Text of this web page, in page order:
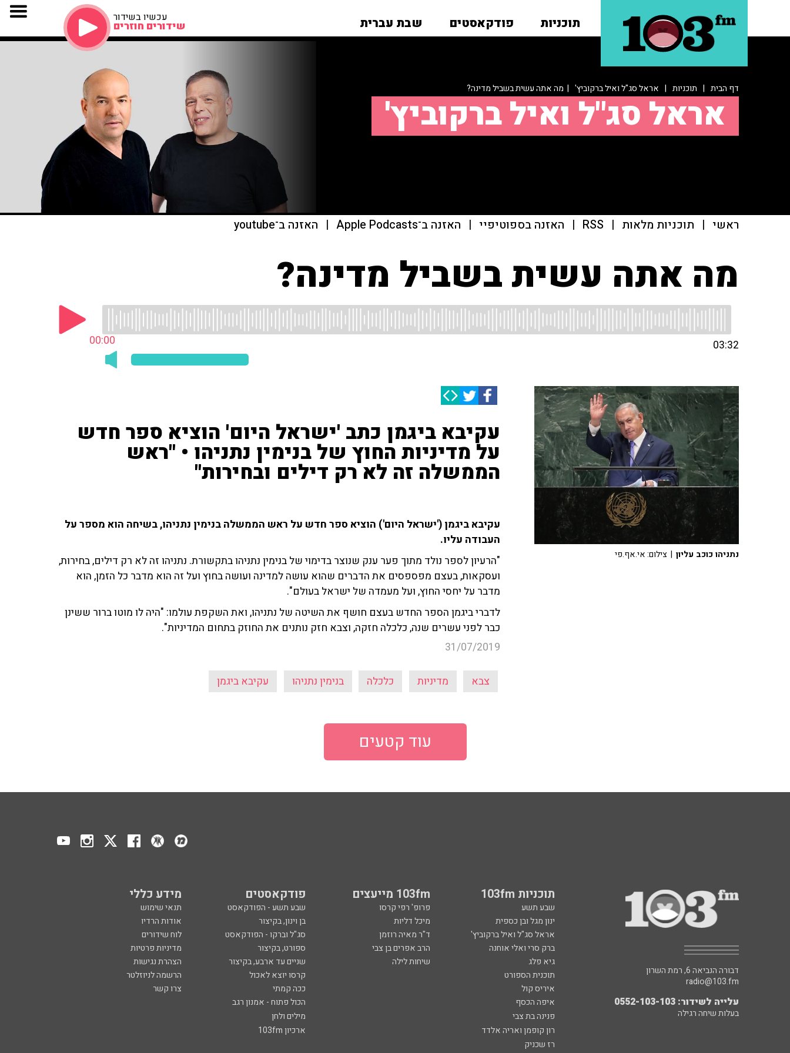
תוכניות פודקאסטים שבת עברית עכשיו בשידור
שידורים חוזרים
דף הבית | תוכניות | אראל סג"ל ואיל ברקוביץ' | מה אתה עשית בשביל מדינה?
אראל סג"ל ואיל ברקוביץ'
ראשי | תוכניות מלאות |
RSS
| האזנה בספוטיפיי | האזנה ב־Apple Podcasts | האזנה ב־youtube
מה אתה עשית בשביל מדינה?
00:00 03:32
עקיבא ביגמן כתב 'ישראל היום' הוציא ספר חדש
על מדיניות החוץ של בנימין נתניהו • "ראש
הממשלה זה לא רק דילים ובחירות"
עקיבא ביגמן ('ישראל היום') הוציא ספר חדש על ראש הממשלה בנימין נתניהו, בשיחה הוא מספר על
העבודה עליו.
"הרעיון לספר נולד מתוך פער ענק שנוצר בדימוי של בנימין נתניהו בתקשורת. נתניהו זה לא רק דילים, בחירות,
ועסקאות, בעצם מפספסים את הדברים שהוא עושה למדינה ועושה בחוץ ועל זה הוא מדבר כל הזמן, הוא
מדבר על יחסי החוץ, ועל מעמדה של ישראל בעולם".
לדברי ביגמן הספר החדש בעצם חושף את השיטה של נתניהו, ואת השקפת עולמו: "היה לו מוטו ברור ששינן
כבר לפני עשרים שנה, כלכלה חזקה, וצבא חזק נותנים את החוזק בתחום המדיניות".
31/07/2019
צבא מדיניות כלכלה בנימין נתניהו עקיבא ביגמן
נתניהו כוכב עליון | צילום: אי.אף.פי
עוד קטעים
תוכניות 103fm 103fm מייעצים פודקאסטים מידע כללי
שבע תשע פרופ' רפי קרסו שבע תשע - הפודקאסט
תנאי שימוש
ינון מגל ובן כספית
מיכל דליות בן וינון, בקיצור
אודות הרדיו
אראל סג"ל ואיל ברקוביץ'
ד"ר מאיה רוזמן סג"ל וברקו - הפודקאסט
לוח שידורים
ברק סרי ואלי אוחנה
הרב אפרים בן צבי ספורט, בקיצור
מדיניות פרטיות
גיא פלג
שיחות לילה שניים עד ארבע, בקיצור
הצהרת נגישות
תוכנית הספורט
קרסו יוצא לאכול
הרשמה לניוזלטר
איריס קול
ככה קמתי
צרו קשר
איפה הכסף
הכול פתוח - אמנון רגב
פנינה בת צבי
מילים ולחן
רון קופמן ואריה אלדד
ארכיון 103fm
רז שכניק
דבורה הנביאה 6, רמת השרון
radio@103.fm
עלייה לשידור: 0552-103-103
בעלות שיחה רגילה